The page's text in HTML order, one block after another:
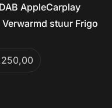
AppleCarplay
stuur Frigo